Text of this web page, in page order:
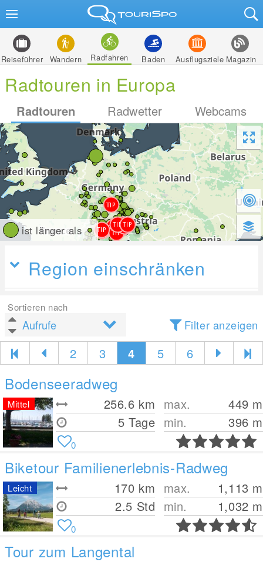
Reiseführer Wandern Radfahren Baden Ausflugsziele Magazin
Radtouren in Europa
Radtouren Radwetter Webcams
ist länger als
Region einschränken
Sortieren nach
Filter anzeigen
2 3 4 5 6
Bodenseeradweg
256.6 km
5 Tage
max. 449 m
min.
396 m
Mittel
0
Biketour Familienerlebnis-Radweg
170 km
2.5 Std
max. 1,113 m
min.
1,032 m
Leicht
0
Tour zum Langental